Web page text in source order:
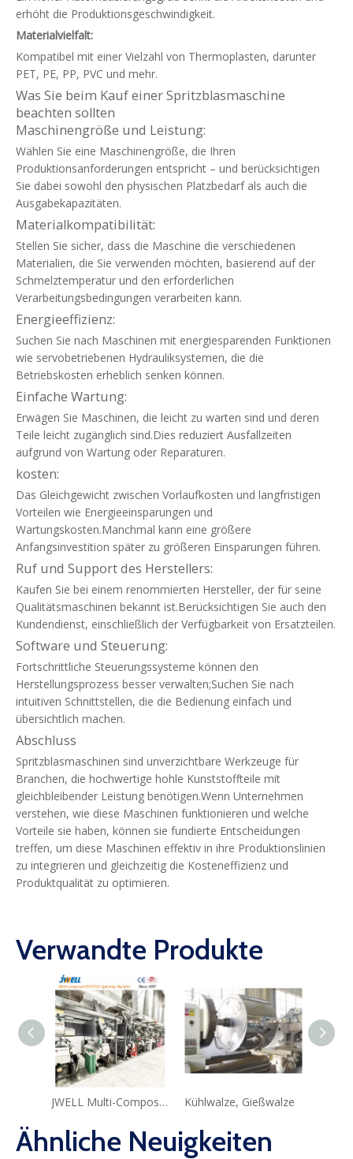
erhöht die Produktionsgeschwindigkeit.
Materialvielfalt:
Kompatibel mit einer Vielzahl von Thermoplasten, darunter
PET, PE, PP, PVC und mehr.
Was Sie beim Kauf einer Spritzblasmaschine
beachten sollten
Maschinengröße und Leistung:
Wählen Sie eine Maschinengröße, die Ihren
Produktionsanforderungen entspricht – und berücksichtigen
Sie dabei sowohl den physischen Platzbedarf als auch die
Ausgabekapazitäten.
Materialkompatibilität:
Stellen Sie sicher, dass die Maschine die verschiedenen
Materialien, die Sie verwenden möchten, basierend auf der
Schmelztemperatur und den erforderlichen
Verarbeitungsbedingungen verarbeiten kann.
Energieeffizienz:
Suchen Sie nach Maschinen mit energiesparenden Funktionen
wie servobetriebenen Hydrauliksystemen, die die
Betriebskosten erheblich senken können.
Einfache Wartung:
Erwägen Sie Maschinen, die leicht zu warten sind und deren
Teile leicht zugänglich sind.Dies reduziert Ausfallzeiten
aufgrund von Wartung oder Reparaturen.
kosten:
Das Gleichgewicht zwischen Vorlaufkosten und langfristigen
Vorteilen wie Energieeinsparungen und
Wartungskosten.Manchmal kann eine größere
Anfangsinvestition später zu größeren Einsparungen führen.
Ruf und Support des Herstellers:
Kaufen Sie bei einem renommierten Hersteller, der für seine
Qualitätsmaschinen bekannt ist.Berücksichtigen Sie auch den
Kundendienst, einschließlich der Verfügbarkeit von Ersatzteilen.
Software und Steuerung:
Fortschrittliche Steuerungssysteme können den
Herstellungsprozess besser verwalten;Suchen Sie nach
intuitiven Schnittstellen, die die Bedienung einfach und
übersichtlich machen.
Abschluss
Spritzblasmaschinen sind unverzichtbare Werkzeuge für
Branchen, die hochwertige hohle Kunststoffteile mit
gleichbleibender Leistung benötigen.Wenn Unternehmen
verstehen, wie diese Maschinen funktionieren und welche
Vorteile sie haben, können sie fundierte Entscheidungen
treffen, um diese Maschinen effektiv in ihre Produktionslinien
zu integrieren und gleichzeitig die Kosteneffizienz und
Produktqualität zu optimieren.
Verwandte Produkte
JWELL Multi-Composite-POY/FDY-Spinnmaschine Kühlwalze, Gießwalze
Ähnliche Neuigkeiten